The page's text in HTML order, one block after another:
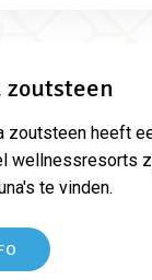
zoutsteen
zoutsteen heeft
wellnessresorts
te vinden.